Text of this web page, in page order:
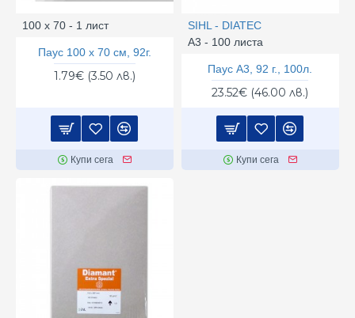
100 х 70 - 1 лист
Паус 100 x 70 см, 92г.
1.79€ (3.50 лв.)
Купи сега
SIHL - DIATEC
А3 - 100 листа
Паус А3, 92 г., 100л.
23.52€ (46.00 лв.)
Купи сега